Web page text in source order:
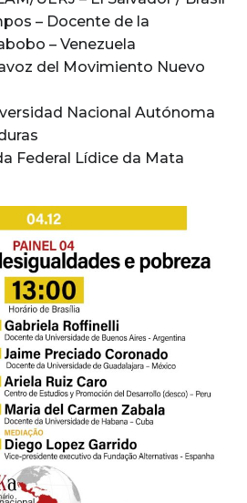
– Docente de la
– Venezuela
del Movimiento Nuevo
Nacional Autónoma
Federal Lídice da Mata